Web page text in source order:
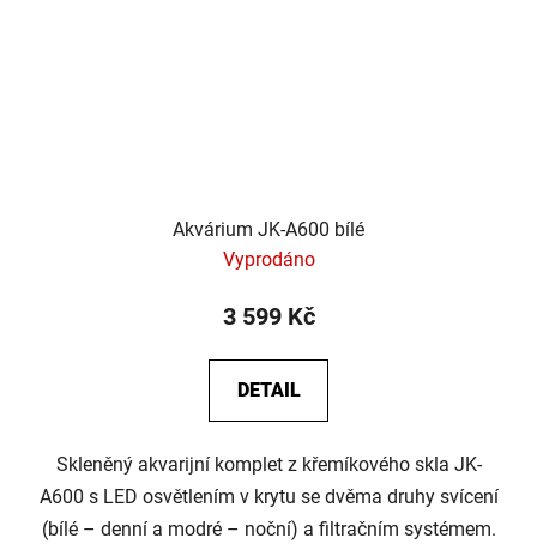
Akvárium JK-A600 bílé
Vyprodáno
3 599 Kč
DETAIL
Skleněný akvarijní komplet z křemíkového skla JK-
A600 s LED osvětlením v krytu se dvěma druhy svícení
(bílé – denní a modré – noční) a filtračním systémem.